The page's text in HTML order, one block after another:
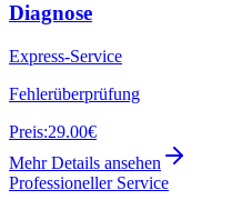
Diagnose
Express-Service
Fehlerüberprüfung
Preis:29.00€
Mehr Details ansehen
Professioneller Service